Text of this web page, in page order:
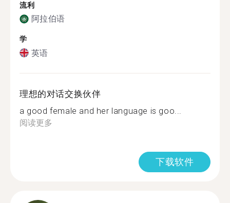
流利
阿拉伯语
学
英语
理想的对话交换伙伴
a good female and her language is goo...
阅读更多
下载软件